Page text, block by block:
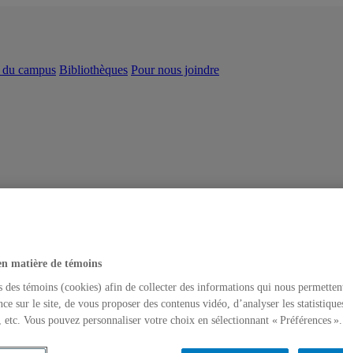
campus Bibliothèques Pour nous joindre
matière de témoins
des témoins (cookies) afin de collecter des informations qui nous
sur le site, de vous proposer des contenus vidéo, d’analyser les
Vous pouvez personnaliser votre choix en sélectionnant « Préférences ».